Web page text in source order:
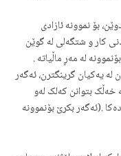
بۆ نموونه‌ ئازادی
کار و شتگەلی لە گوێن
له‌ مه‌ڕ ماڵیاته‌ .
له‌ یه‌کیان گرینگترن، ئه‌گه‌ر
خه‌ڵک ‌بتوانن که‌لک له‌و
.(ئه‌گه‌ر بکرێ بۆنموونه‌